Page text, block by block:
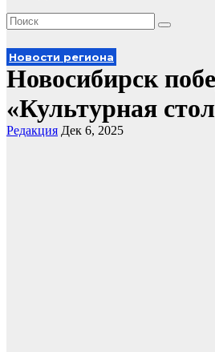
Новости региона
Новосибирск
«Культурная
Редакция Дек 6, 2025